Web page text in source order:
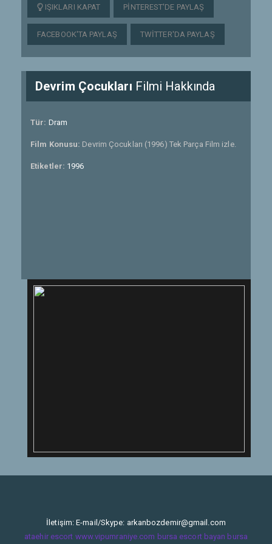
IŞIKLARI KAPAT PINTEREST'DE PAYLAŞ
FACEBOOK'TA PAYLAŞ TWITTER'DA PAYLAŞ
Devrim Çocukları Filmi Hakkında
Tür: Dram
Film Konusu: Devrim Çocukları (1996) Tek Parça Film izle.
Etiketler: 1996
İletişim: E-mail/Skype: arkanbozdemir@gmail.com
ataehir escort www.vipumraniye.com bursa escort bayan bursa